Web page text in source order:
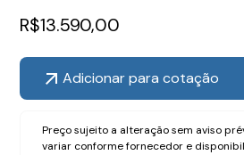
R$13.590,00
Adicionar para cotação
Preço sujeito a alteração sem aviso
variar conforme fornecedor e